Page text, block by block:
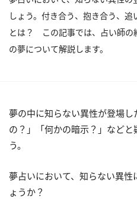
しょう。付き合う、抱き合う、
とは？ この記事では、占い師の
の夢について解説します。
夢の中に知らない異性が登場
の？」「何かの暗示？」など
う。
夢占いにおいて、知らない異
ょうか？